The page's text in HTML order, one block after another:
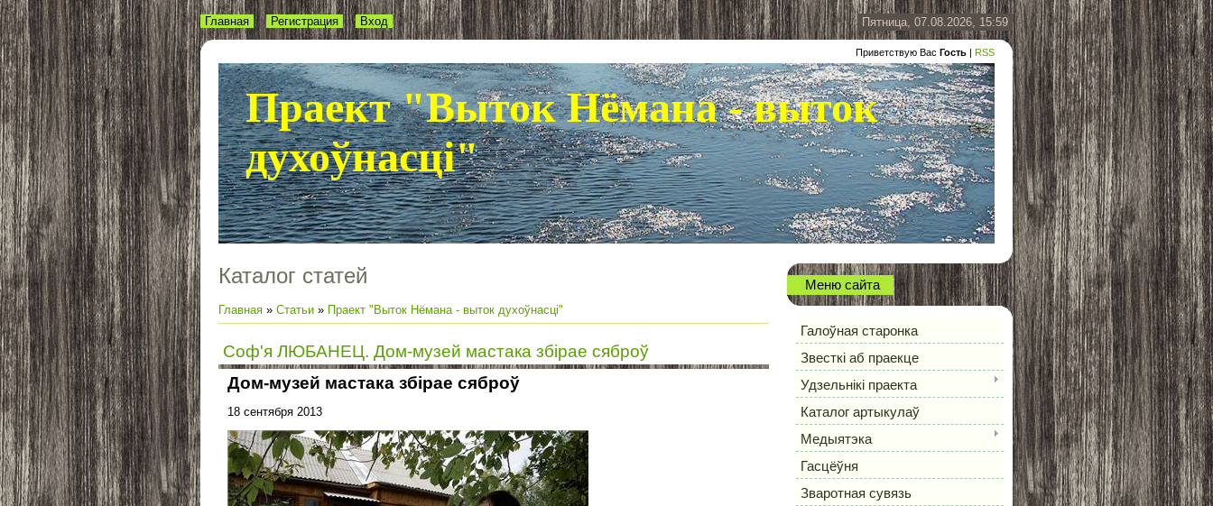
Пятница, 07.08.2026, 15:59
Приветствую Вас Гость | RSS
Праект "Выток Нёмана - выток
духоўнасці"
Главная Регистрация Вход
Каталог статей
Главная » Статьи » Праект "Выток Нёмана - выток духоўнасці"
Соф'я ЛЮБАНЕЦ. Дом-музей мастака збірае сяброў
Дом-музей мастака збірае сяброў
18 сентября 2013
Меню сайта
Галоўная старонка
Звесткі аб праекце
Удзельнікі праекта
Каталог артыкулаў
Медыятэка
Гасцёўня
Зваротная сувязь